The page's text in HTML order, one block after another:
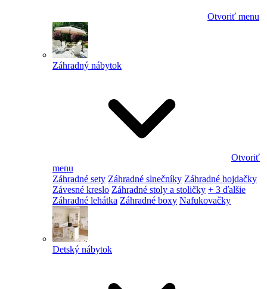
Otvoriť menu
Záhradný nábytok
Otvoriť
menu
Záhradné sety Záhradné slnečníky Záhradné hojdačky
Závesné kreslo Záhradné stoly a stoličky + 3 ďalšie
Záhradné lehátka Záhradné boxy Nafukovačky
Detský nábytok